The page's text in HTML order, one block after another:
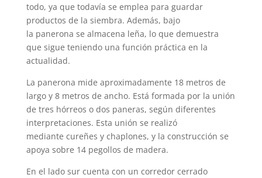
todo, ya que todavía se emplea para guardar
productos de la siembra. Además, bajo
la panerona se almacena leña, lo que demuestra
que sigue teniendo una función práctica en la
actualidad.
La panerona mide aproximadamente 18 metros de
largo y 8 metros de ancho. Está formada por la unión
de tres hórreos o dos paneras, según diferentes
interpretaciones. Esta unión se realizó
mediante cureñes y chaplones, y la construcción se
apoya sobre 14 pegollos de madera.
En el lado sur cuenta con un corredor cerrado